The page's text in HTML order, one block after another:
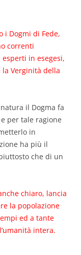
i Dogmi di Fede,
correnti
in esegesi,
Verginità della
il Dogma fa
per tale ragione
in
ha più il
che di un
chiaro, lancia
la popolazione
ed a tante
intera.